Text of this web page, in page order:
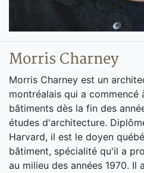
Morris Charney
Morris Charney est un
montréalais qui a commencé
bâtiments dès la fin des
études d'architecture.
Harvard, il est le doyen
bâtiment, spécialité qu'il a
au milieu des années 1970. Il